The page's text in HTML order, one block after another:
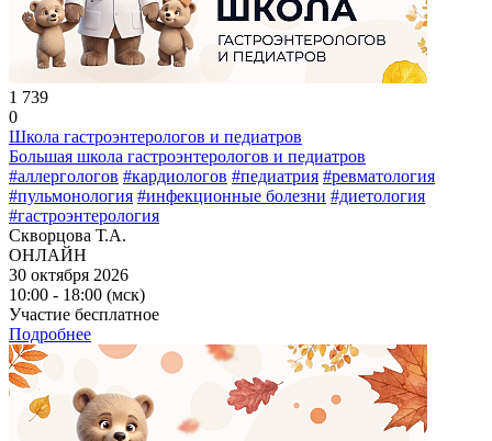
1 739
0
Школа гастроэнтерологов и педиатров
Большая школа гастроэнтерологов и педиатров
#аллергологов #кардиологов #педиатрия #ревматология
#пульмонология #инфекционные болезни #диетология
#гастроэнтерология
Скворцова Т.А.
ОНЛАЙН
30 октября 2026
10:00 - 18:00 (мск)
Участие бесплатное
Подробнее